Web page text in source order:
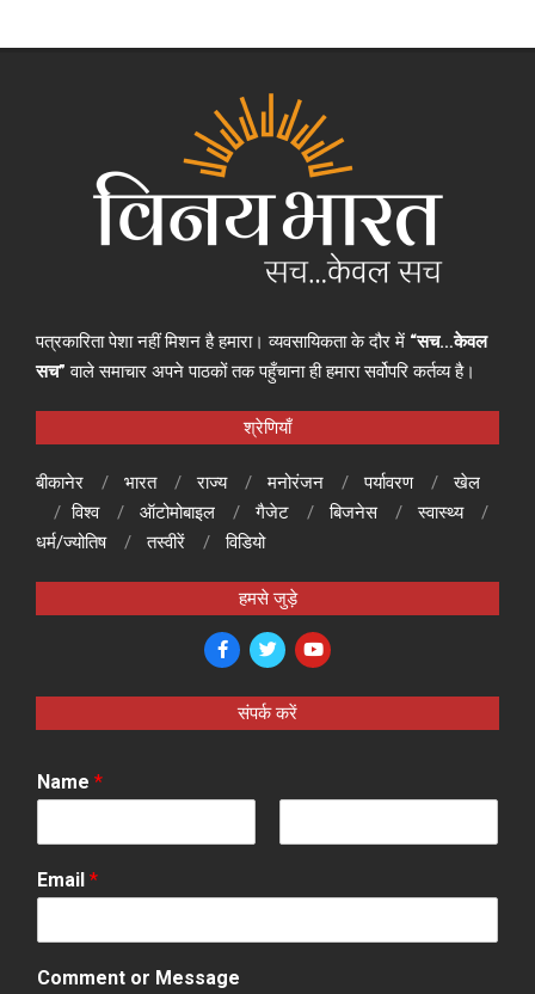
पत्रकारिता पेशा नहीं मिशन है हमारा। व्यवसायिकता के दौर में “सच…केवल
सच” वाले समाचार अपने पाठकों तक पहुँचाना ही हमारा सर्वोपरि कर्तव्य है।
श्रेणियाँ
बीकानेर भारत राज्य मनोरंजन पर्यावरण
खेल
विश्व
ऑटोमोबाइल गैजेट बिजनेस
स्वास्थ्य
धर्म/ज्योतिष
तस्वीरें विडियो
हमसे जुड़े
संपर्क करें
Name *
i
rEmail *
Comment or Message